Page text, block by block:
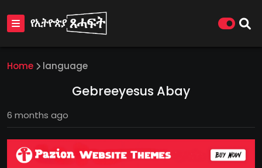
Home language
Gebreeyesus Abay
6 months ago